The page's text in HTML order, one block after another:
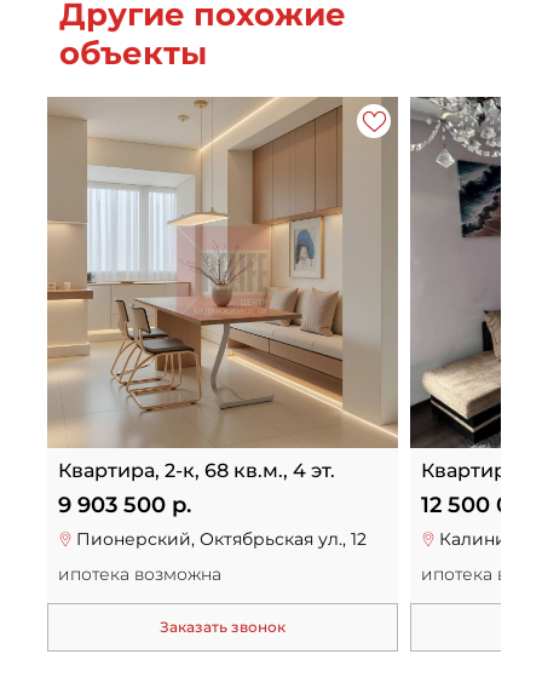
Другие похожие
объекты
Квартира, 2-к, 68 кв.м., 4 эт.
9 903 500 р.
Пионерский, Октябрьская ул., 12
ипотека возможна
Заказать звонок
Квартира,
12 500
ипотека